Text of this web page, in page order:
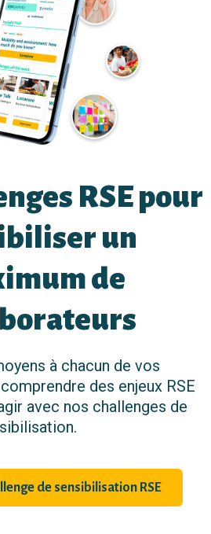
RSE pour
un
de
à chacun de vos
des enjeux RSE
avec nos challenges de
de sensibilisation RSE